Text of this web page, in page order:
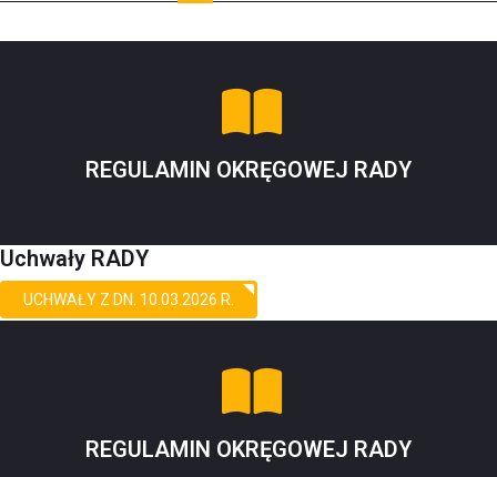
REGULAMIN OKRĘGOWEJ RADY
Uchwały RADY
UCHWAŁY Z DN. 10.03.2026 R.
REGULAMIN OKRĘGOWEJ RADY